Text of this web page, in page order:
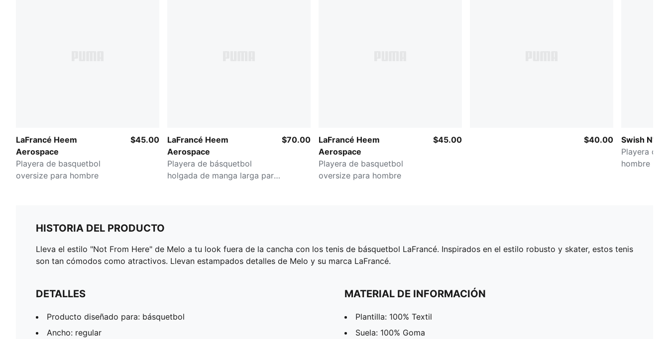
LaFrancé Heem
Aerospace
Playera de basquetbol
oversize para hombre
$45.00
LaFrancé Heem
Aerospace
Playera de básquetbol
holgada de manga larga para
$70.00
LaFrancé Heem
Aerospace
Playera de basquetbol
oversize para hombre
$45.00 $40.00
Swish N' Ink
Playera de
hombre
HISTORIA DEL PRODUCTO
Lleva el estilo "Not From Here" de Melo a tu look fuera de la cancha con los tenis de básquetbol LaFrancé. Inspirados en el estilo robusto y skater, estos tenis
son tan cómodos como atractivos. Llevan estampados detalles de Melo y su marca LaFrancé.
DETALLES
Producto diseñado para: básquetbol
Ancho: regular
MATERIAL DE INFORMACIÓN
Plantilla: 100% Textil
Suela: 100% Goma